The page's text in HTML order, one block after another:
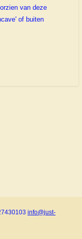
van deze
of buiten
info@just-